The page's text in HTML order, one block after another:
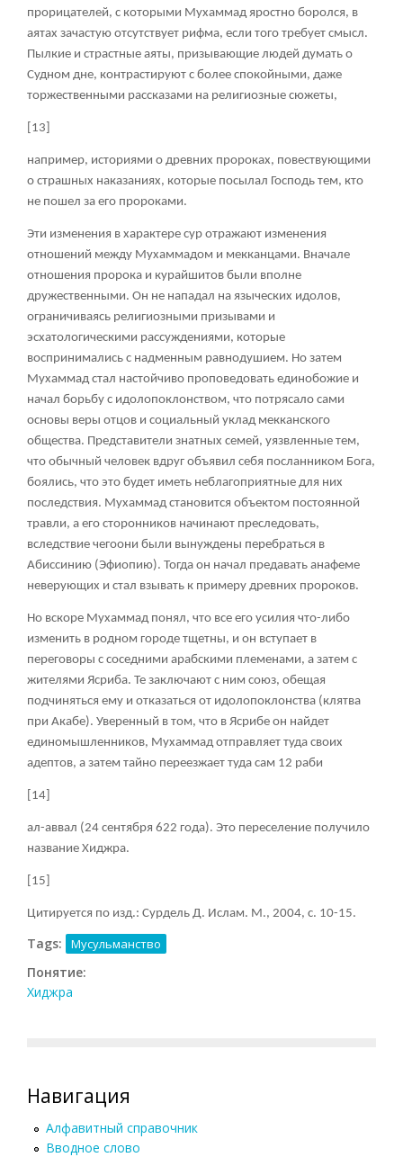
прорицателей, с которыми Мухаммад яростно боролся, в
аятах зачастую отсутствует рифма, если того требует смысл.
Пылкие и страстные аяты, призывающие людей думать о
Судном дне, контрастируют с более спокойными, даже
торжественными рассказами на религиозные сюжеты,
[13]
например, историями о древних пророках, повествующими
о страшных наказаниях, которые посылал Господь тем, кто
не пошел за его пророками.
Эти изменения в характере сур отражают изменения
отношений между Мухаммадом и мекканцами. Вначале
отношения пророка и курайшитов были вполне
дружественными. Он не нападал на языческих идолов,
ограничиваясь религиозными призывами и
эсхатологическими рассуждениями, которые
воспринимались с надменным равнодушием. Но затем
Мухаммад стал настойчиво проповедовать единобожие и
начал борьбу с идолопоклонством, что потрясало сами
основы веры отцов и социальный уклад мекканского
общества. Представители знатных семей, уязвленные тем,
что обычный человек вдруг объявил себя посланником Бога,
боялись, что это будет иметь неблагоприятные для них
последствия. Мухаммад становится объектом постоянной
травли, а его сторонников начинают преследовать,
вследствие чегоони были вынуждены перебраться в
Абиссинию (Эфиопию). Тогда он начал предавать анафеме
неверующих и стал взывать к примеру древних пророков.
Но вскоре Мухаммад понял, что все его усилия что-либо
изменить в родном городе тщетны, и он вступает в
переговоры с соседними арабскими племенами, а затем с
жителями Ясриба. Те заключают с ним союз, обещая
подчиняться ему и отказаться от идолопоклонства (клятва
при Акабе). Уверенный в том, что в Ясрибе он найдет
единомышленников, Мухаммад отправляет туда своих
адептов, а затем тайно переезжает туда сам 12 раби
[14]
ал-аввал (24 сентября 622 года). Это переселение получило
название Хиджра.
[15]
Цитируется по изд.: Сурдель Д. Ислам. М., 2004, с. 10-15.
Tags: Мусульманство
Понятие:
Хиджра
Навигация
Алфавитный справочник
Вводное слово